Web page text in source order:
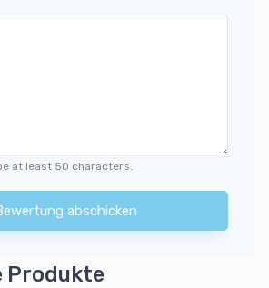
at least 50 characters.
abschicken
Produkte